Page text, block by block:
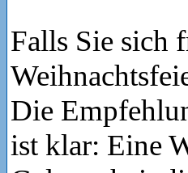
Falls Sie sich
Die
ist klar: Eine